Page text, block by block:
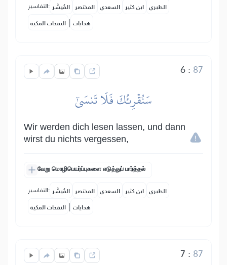
التفاسير: المُيسَّر المختصر السعدي ابن كثير الطبري
النفحات المكية | هدايات
6: 87
سَنُقۡرِئُكَ فَلَا تَنسَىٰٓ
Wir werden dich lesen lassen, und dann
wirst du nichts vergessen,
வேறு மொழிபெயர்ப்புகளை எடுத்துப் பார்த்தல்
التفاسير: المُيسَّر المختصر السعدي ابن كثير الطبري
النفحات المكية | هدايات
7 : 87